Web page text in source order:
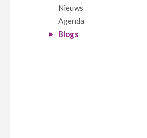
Nieuws
Agenda
Blogs